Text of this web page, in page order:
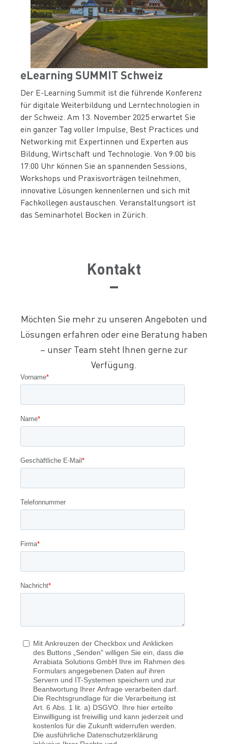
eLearning SUMMIT Schweiz
Der E-Learning Summit ist die führende Konferenz
für digitale Weiterbildung und Lerntechnologien in
der Schweiz. Am 13. November 2025 erwartet Sie
ein ganzer Tag voller Impulse, Best Practices und
Networking mit Expertinnen und Experten aus
Bildung, Wirtschaft und Technologie. Von 9:00 bis
17:00 Uhr können Sie an spannenden Sessions,
Workshops und Praxisvorträgen teilnehmen,
innovative Lösungen kennenlernen und sich mit
Fachkollegen austauschen. Veranstaltungsort ist
das Seminarhotel Bocken in Zürich.
Kontakt
Möchten Sie mehr zu unseren Angeboten und
Lösungen erfahren oder eine Beratung haben
– unser Team steht Ihnen gerne zur
Verfügung.